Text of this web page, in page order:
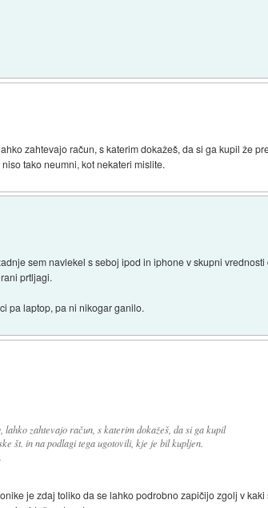
zahtevajo račun, s katerim dokažeš, da si ga kupil že
tako neumni, kot nekateri mislite.
sem navlekel s seboj ipod in iphone v skupni
prtljagi.
pa laptop, pa ni nikogar ganilo.
lahko zahtevajo račun, s katerim dokažeš, da si ga kupil
št. in na podlagi tega ugotovili, kje je bil kupljen.
je zdaj toliko da se lahko podrobno zapičijo zgolj v